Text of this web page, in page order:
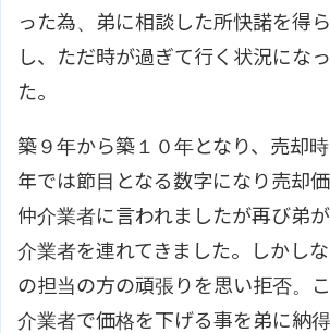
った為、弟に相談した所快諾を得
し、ただ時が過ぎて行く状況にな
た。
築９年から築１０年となり、売却
年では節目となる数字になり売却
仲介業者に言われましたが再び弟
介業者を連れてきました。しかし
の担当の方の頑張りを思い拒否。
介業者で価格を下げる事を弟に納得